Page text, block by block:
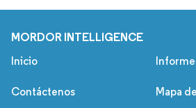
MORDOR INTELLIGENCE
Inicio
Contáctenos Mapa